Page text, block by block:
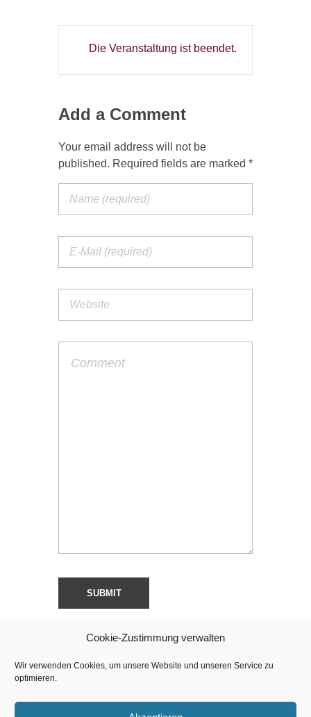
Cookie-Zustimmung verwalten
Wir verwenden Cookies, um unsere Website und unseren Service zu
optimieren.
Die Veranstaltung ist beendet.
Add a Comment
Your email address will not be
published. Required fields are marked *